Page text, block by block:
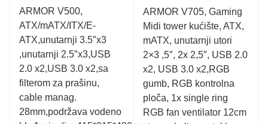
Rated
0.001
out
of
5
ARMOR V500,
ATX/mATX/ITX/E-
ATX,unutarnji 3.5″x3
,unutarnji 2.5″x3,USB
2.0 x2,USB 3.0 x2,sa
filterom za prašinu,
cable manag.
28mm,podržava vodeno
Rated
0.001
out
5
ARMOR V705, Gaming
Midi tower kućište, ATX,
mATX, unutarnji utori
2×3 ,5″, 2x 2,5″, USB 2.0
x2, USB 3.0 x2,RGB
gumb, RGB kontrolna
ploča, 1x single ring
RGB fan ventilator 12cm